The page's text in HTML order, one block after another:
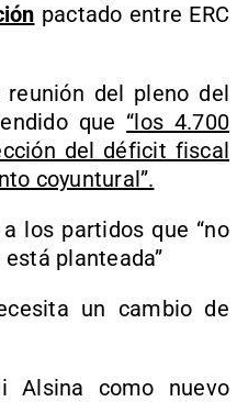
pactado entre ERC
del pleno del
que “los 4.700
del déficit fiscal
coyuntural”.
los partidos que “no
planteada”
un cambio de
Alsina como nuevo